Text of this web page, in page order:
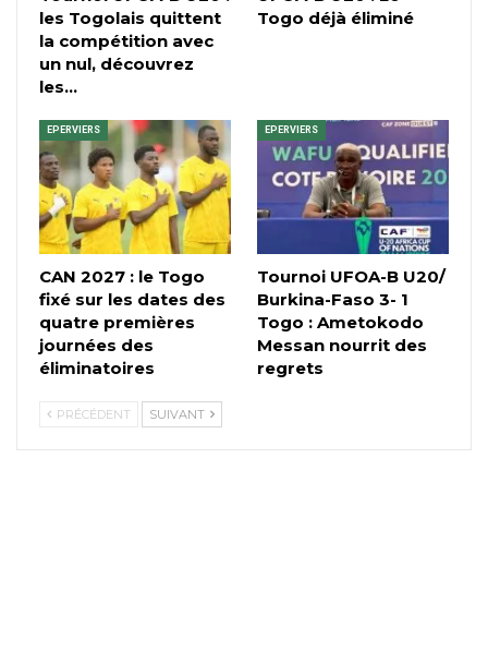
les Togolais quittent
la compétition avec
un nul, découvrez
les…
Togo déjà éliminé
EPERVIERS
CAN 2027 : le Togo
fixé sur les dates des
quatre premières
journées des
éliminatoires
EPERVIERS
Tournoi UFOA-B U20/
Burkina-Faso 3- 1
Togo : Ametokodo
Messan nourrit des
regrets
PRÉCÉDENT SUIVANT